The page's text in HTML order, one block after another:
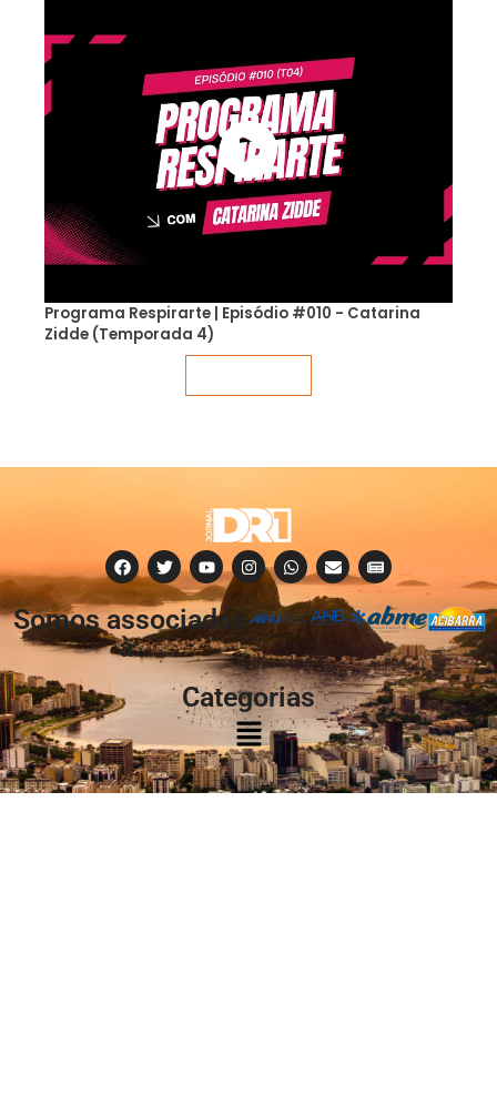
Programa Respirarte | Episódio #010 - Catarina
Zidde (Temporada 4)
Somos associados
à:
Categorias